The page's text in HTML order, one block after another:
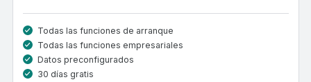
Todas las funciones de arranque
Todas las funciones empresariales
Datos preconfigurados
30 días gratis